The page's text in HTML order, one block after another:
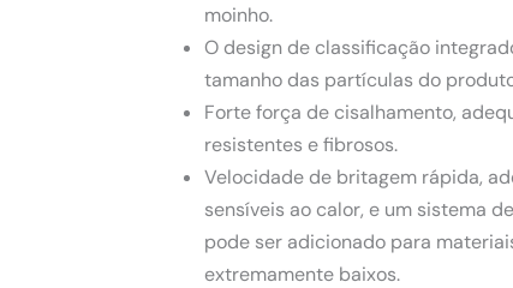
moinho.
O design de classificação
tamanho das partículas do
Forte força de cisalhamento,
resistentes e fibrosos.
Velocidade de britagem rápida,
sensíveis ao calor, e um sistema
pode ser adicionado para
extremamente baixos.